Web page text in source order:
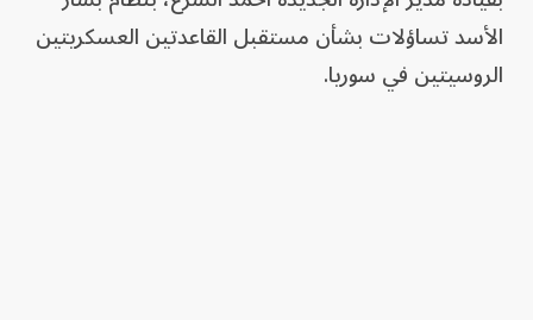
الأسد تساؤلات بشأن مستقبل القاعدتين العسكريتين
الروسيتين في سوريا.